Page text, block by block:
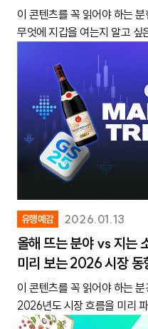
는 구간지금부터 최근 3년 사
즈, 캐릭터 분야 아이템의 트
습니다. 힌트를 드리자면,
트렌드 지속 기간이 가장 길
인이 영향을 미쳤는지 콘텐츠
요!※ 그래프를 보실 때 참고해
키위’ 기준 일간 검색량을 토
의 기준을 검색 기간 내 일간
색량이 최저 10,000건 이상
는 아이템만 다뤘습니다. 1.
분야에선 작년 말부터 올해 초
‘봄동비빔밥’의 트렌드 지속
석한 내용을 토대로 F&B 트렌
한 장의 그래프로 만들어 봤는
태를 띠는 것을 확인할 수 있
습니다.✔ F&B 트렌드 특징
22일로 타 분야에 비해 짧은
는 그래프 형태를 보임.이후에
로 특정 브랜드나 관심사에 대
F&B부터 뷰티·패션, 디지털
서 Z세대가 자주 언급하는 대
식되는지 물었습니다. 지금부
브랜드의 현재 이미지를 점
계할 때 참고해 보세요!1. 한
먼저, Z세대 소비자 130명이
사> 결과를 한 장의 그림으로
·디저트, 뷰티, 패션·소품, 디
취향 등 총 7개 카테고리의 주
렸을 때 연상되는 나이에 투
수록* 해당 나이 이미지가 강
면 Z세대가 생각하는 브랜드
됐을까요? 직관적인 결과 뒤
시된 키워드는 전체 응답자의
답한 항목, 두 번째로 큰 키워
이 콘텐츠를 꼭 읽어야 하는
무엇에 지갑을 여는지 알고 싶
소비자들의 성향이 궁금하신
를 선도할 소비자 그룹은?캐
해, 그해 주목해야 할 굵직한
2026년인 현재, 마케팅 씬에
힙’, ‘제철코어’ 트렌드 또한
이기도 합니다.이렇듯, 앞으로
궁금해 하시는 분들이 많을
가 확산시킨다는 인식이 있었
유하는 주체가 밀레니얼부터
적으로 메가 트렌드로 자리 잡
한 매출 성장 지수가 20대와
2030에게 사랑받는 3대 유통
하 올다무)’도 최근엔 40대 소
이 나오기도 했어요. 즉, 이제
올해 뜨는 분야 vs 지는
미리 보는 2026 시장 동
이 콘텐츠를 꼭 읽어야 하는
2026년도 시장 흐름을 미리
대가 소비하는 분야를 알고 싶
유행예감 2026.01.13